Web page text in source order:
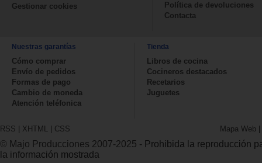
Gestionar cookies
Política de devoluciones
Contacta
Nuestras garantías
Cómo comprar
Envío de pedidos
Formas de pago
Cambio de moneda
Atención teléfonica
Tienda
Libros de cocina
Cocineros destacados
Recetarios
Juguetes
RSS XHTML CSS Mapa Web
© Majo Producciones 2007-2025 - Prohibida la reproducción
la información mostrada